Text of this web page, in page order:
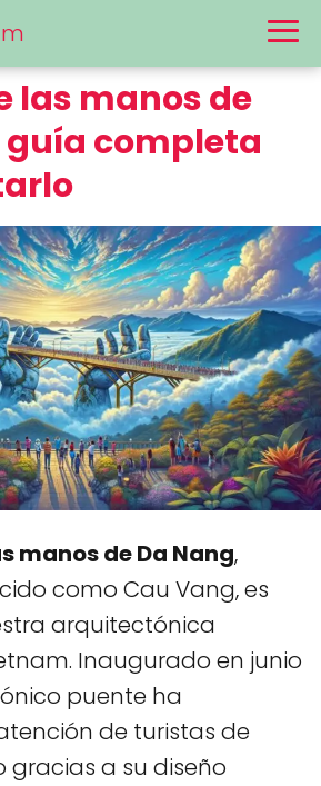
las manos de
guía completa
manos de Da Nang,
como Cau Vang, es
arquitectónica
Inaugurado en junio
puente ha
de turistas de
a su diseño